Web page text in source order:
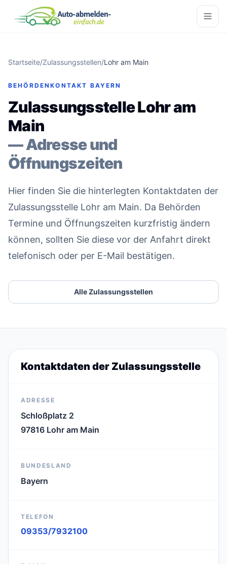
Startseite/Zulassungsstellen/Lohr am Main
BEHÖRDENKONTAKT BAYERN
Zulassungsstelle Lohr am
Main
— Adresse und
Öffnungszeiten
Hier finden Sie die hinterlegten Kontaktdaten der
Zulassungsstelle Lohr am Main. Da Behörden
Termine und Öffnungszeiten kurzfristig ändern
können, sollten Sie diese vor der Anfahrt direkt
telefonisch oder per E-Mail bestätigen.
Alle Zulassungsstellen
Kontaktdaten der Zulassungsstelle
ADRESSE
Schloßplatz 2
97816 Lohr am Main
BUNDESLAND
Bayern
TELEFON
09353/7932100